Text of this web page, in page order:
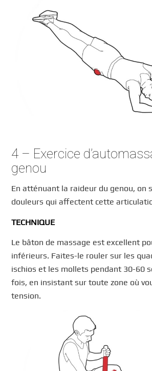
4 – Exercice
genou
En atténuant la raideur du genou, on
douleurs qui affectent cette
TECHNIQUE
Le bâton de massage est excellent
inférieurs. Faites-le rouler sur les
ischios et les mollets pendant 30-60
fois, en insistant sur toute zone où
tension.